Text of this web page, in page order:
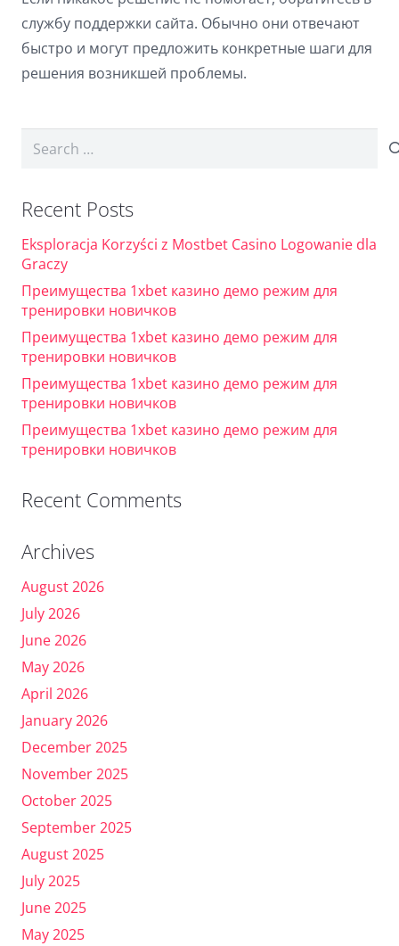
службу поддержки сайта. Обычно они отвечают
быстро и могут предложить конкретные шаги для
решения возникшей проблемы.
Search
Recent Posts
Eksploracja Korzyści z Mostbet Casino Logowanie dla
Graczy
Преимущества 1xbet казино демо режим для
тренировки новичков
Преимущества 1xbet казино демо режим для
тренировки новичков
Преимущества 1xbet казино демо режим для
тренировки новичков
Преимущества 1xbet казино демо режим для
тренировки новичков
Recent Comments
Archives
August 2026
July 2026
June 2026
May 2026
April 2026
January 2026
December 2025
November 2025
October 2025
September 2025
August 2025
July 2025
June 2025
May 2025